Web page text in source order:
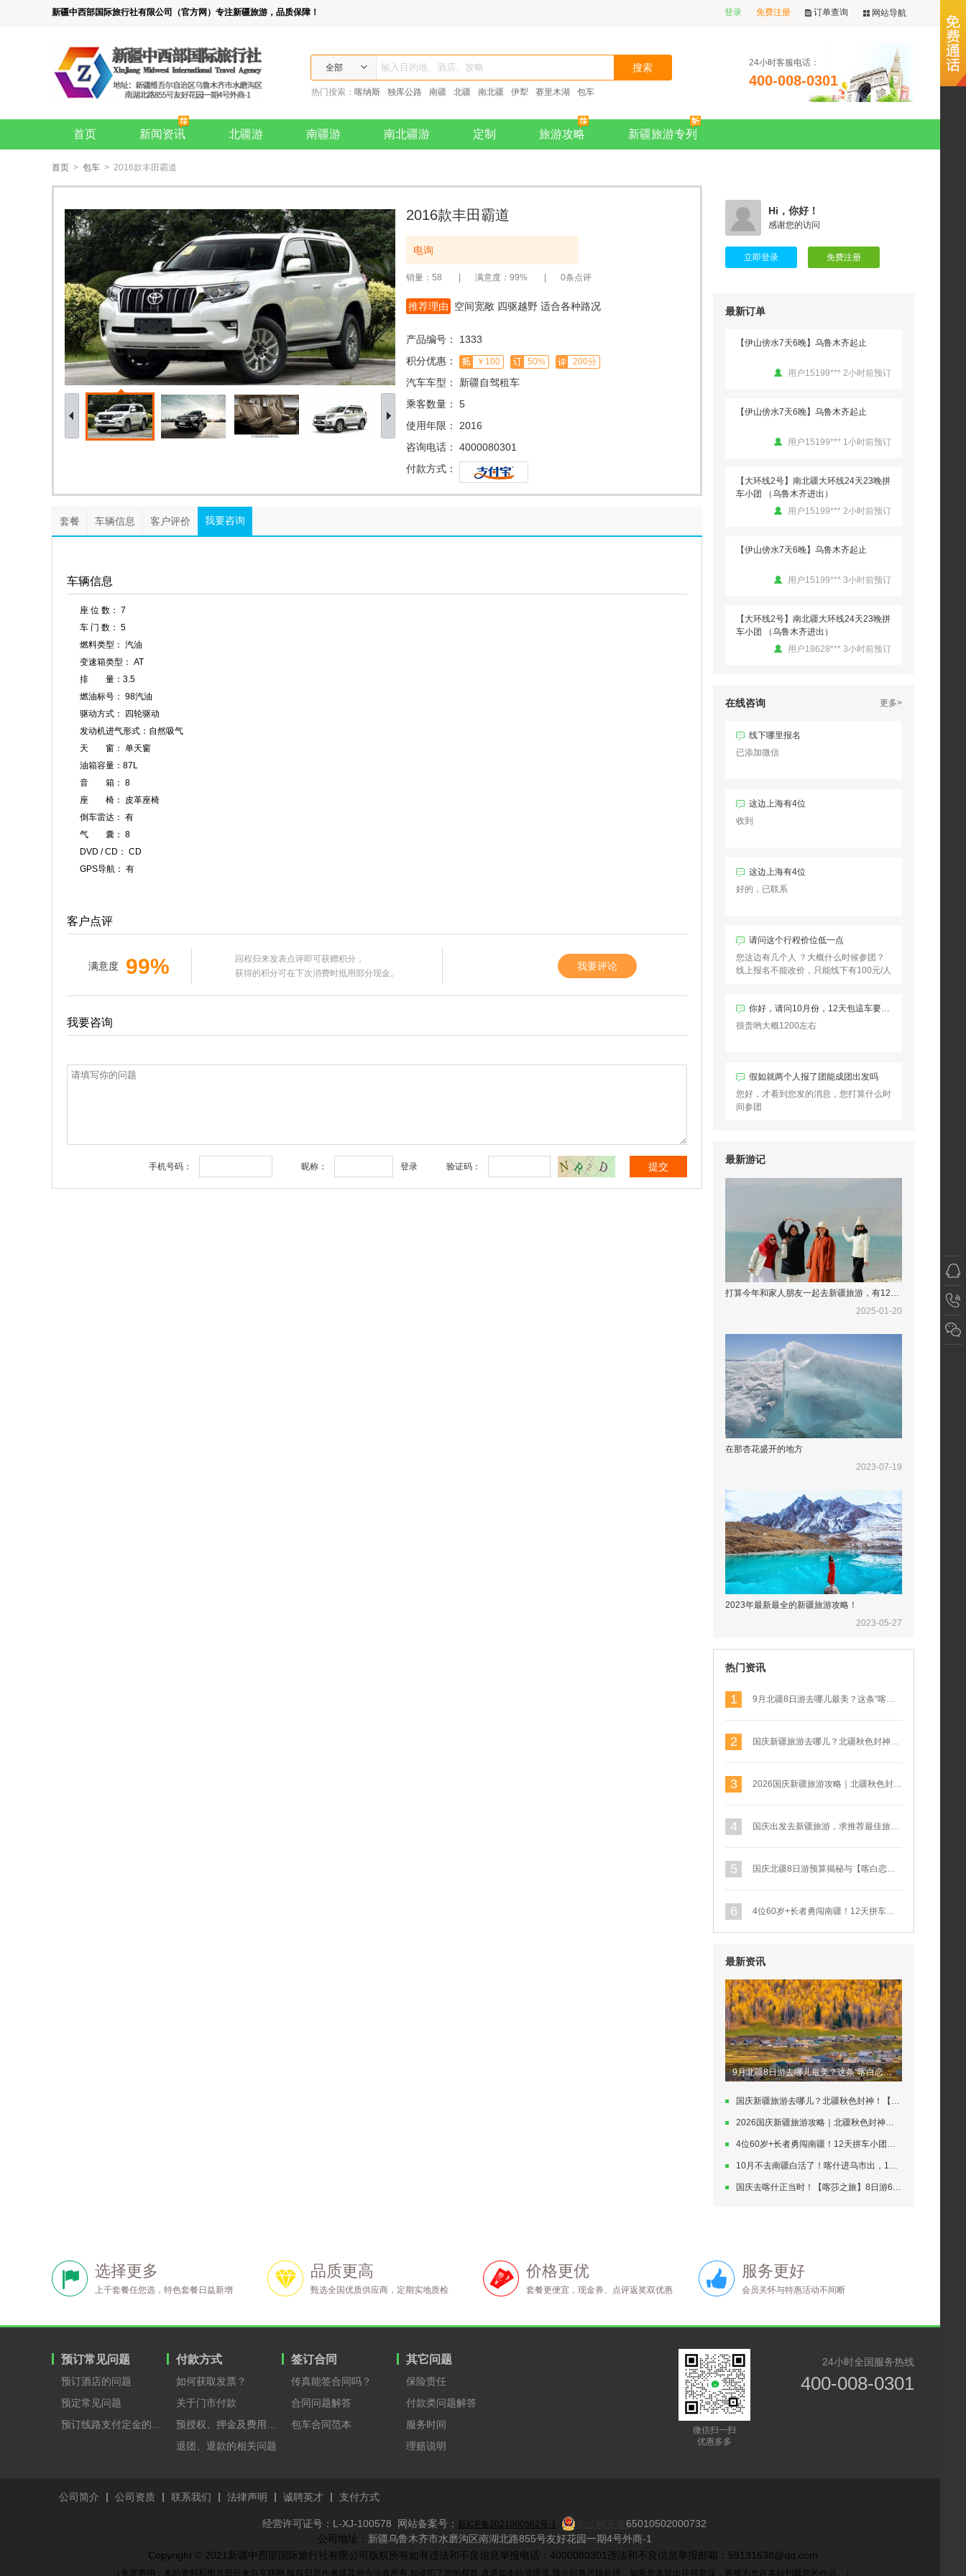
新疆中西部国际旅行社有限公司（官方网）专注新疆旅游，品质保障！ 登录 免费注册 订单查询 网站导航
全部
热门搜索： 喀纳斯 独库公路 南疆 北疆 南北疆 伊犁 赛里木湖 包车
24小时客服电话：
400-008-0301
首页 新闻资讯 北疆游 南疆游 南北疆游 定制 旅游攻略 新疆旅游专列
首页 > 包车 > 2016款丰田霸道
2016款丰田霸道
电询
销量：58 | 满意度：99% | 0条点评
推荐理由 空间宽敞 四驱越野 适合各种路况
产品编号：
1333
积分优惠：
￥100 50% 200分
汽车车型：
新疆自驾租车
乘客数量：
5
使用年限：
2016
咨询电话：
4000080301
付款方式：
套餐 车辆信息 客户评价 我要咨询
车辆信息
座 位 数： 7
车 门 数： 5
燃料类型： 汽油
变速箱类型： AT
排 量：3.5
燃油标号： 98汽油
驱动方式： 四轮驱动
发动机进气形式：自然吸气
天 窗： 单天窗
油箱容量：87L
音 箱： 8
座 椅： 皮革座椅
倒车雷达： 有
气 囊： 8
DVD / CD： CD
GPS导航： 有
客户点评
满意度 99%
回程归来发表点评即可获赠积分，
获得的积分可在下次消费时抵用部分现金。
我要评论
我要咨询
提交
验证码：
昵称： 登录
手机号码：
Hi，你好！
感谢您的访问
立即登录 免费注册
最新订单
【大环线2号】南北疆大环线24天23晚拼
车小团 （乌鲁木齐进出）
【伊山傍水7天6晚】乌鲁木齐起止
用户15199*** 2小时前预订
【伊山傍水7天6晚】乌鲁木齐起止
用户15199*** 1小时前预订
【大环线2号】南北疆大环线24天23晚拼
车小团 （乌鲁木齐进出）
用户15199*** 2小时前预订
【伊山傍水7天6晚】乌鲁木齐起止
用户15199*** 3小时前预订
【大环线2号】南北疆大环线24天23晚拼
车小团 （乌鲁木齐进出）
用户18628*** 3小时前预订
车小团 （乌鲁木齐进出）
【伊山傍水7天6晚】乌鲁木齐起止
【伊山傍水7天6晚】乌鲁木齐起止
【大环线2号】南北疆大环线24天23晚拼
【伊山傍水7天6晚】乌鲁木齐起止
在线咨询 更多>
线下哪里报名
已添加微信
这边上海有4位
收到
这边上海有4位
​好的，已联系
请问这个行程价位低一点
您这边有几个人 ？大概什么时候参团？
线上报名不能改价，只能线下有100元/人
你好，请问10月份，12天包這车要多少钱？從烏魯木齊到和田机场回家
很贵哟大概1200左右
假如就两个人报了团能成团出发吗
您好，才看到您发的消息，您打算什么时
间参团
最新游记
打算今年和家人朋友一起去新疆旅游，有12天左右的时间，求一份详细实用的旅游攻略
2025-01-20
在那杏花盛开的地方
2023-07-19
2023年最新最全的新疆旅游攻略！
2023-05-27
热门资讯
1 9月北疆8日游去哪儿最美？这条“喀白恋禾…
2 国庆新疆旅游去哪儿？北疆秋色封神！【喀白…
3 2026国庆新疆旅游攻略｜北疆秋色封神，…
4 国庆出发去新疆旅游，求推荐最佳旅游线路，…
5 国庆北疆8日游预算揭秘与【喀白恋禾】深度…
6 4位60岁+长者勇闯南疆！12天拼车小团…
最新资讯
9月北疆8日游去哪儿最美？这条“喀白恋禾…
国庆新疆旅游去哪儿？北疆秋色封神！【喀白…
2026国庆新疆旅游攻略｜北疆秋色封神，…
4位60岁+长者勇闯南疆！12天拼车小团…
10月不去南疆白活了！喀什进乌市出，14…
国庆去喀什正当时！【喀莎之旅】8日游6人…
选择更多
上千套餐任您选，特色套餐日益新增
品质更高
甄选全国优质供应商，定期实地质检
价格更优
套餐更便宜，现金券、点评返奖双优惠
服务更好
会员关怀与特惠活动不间断
预订常见问题
预订酒店的问题
预定常见问题
付款方式
如何获取发票？
关于门市付款
退团、退款的相关问题
签订合同
传真能签合同吗？
合同问题解答
包车合同范本
其它问题
保险责任
付款类问题解答
服务时间
理赔说明
24小时全国服务热线
400-008-0301
微信扫一扫
优惠多多
公司简介 公司资质 联系我们 法律声明 诚聘英才 支付方式
经营许可证号：L-XJ-100578 网站备案号： 新ICP备2021000582号-1
65010502000732
​ 公司地址： 新疆乌鲁木齐市水磨沟区南湖北路855号友好花园一期4号外商-1
Copyright © 2021新疆中西部国际旅行社有限公司版权所有如有违法和不良信息举报电话：4000080301违法和不良信息举报邮箱：59131638@qq.com
（免责声明：本站资料和图片部分来自互联网,版权归原作者或其他合法者所有,如侵犯了您的权益,请通知本站管理员,我公司将尽快处理。如果您未提出任何异议，将视为允许本站刊载您的作品。）